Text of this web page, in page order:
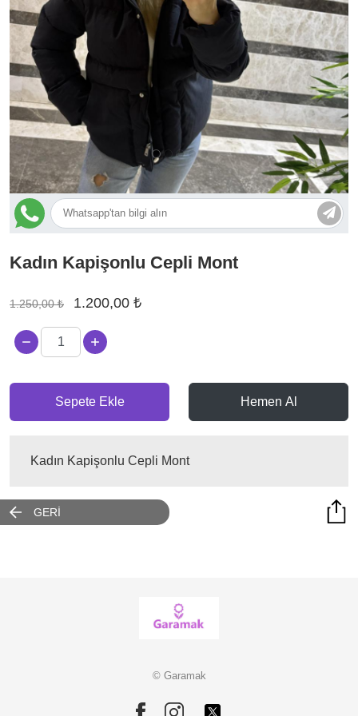
Kadın Kapişonlu Cepli Mont
1.250,00 ₺ 1.200,00 ₺
Sepete Ekle Hemen Al
Kadın Kapişonlu Cepli Mont
GERİ
© Garamak